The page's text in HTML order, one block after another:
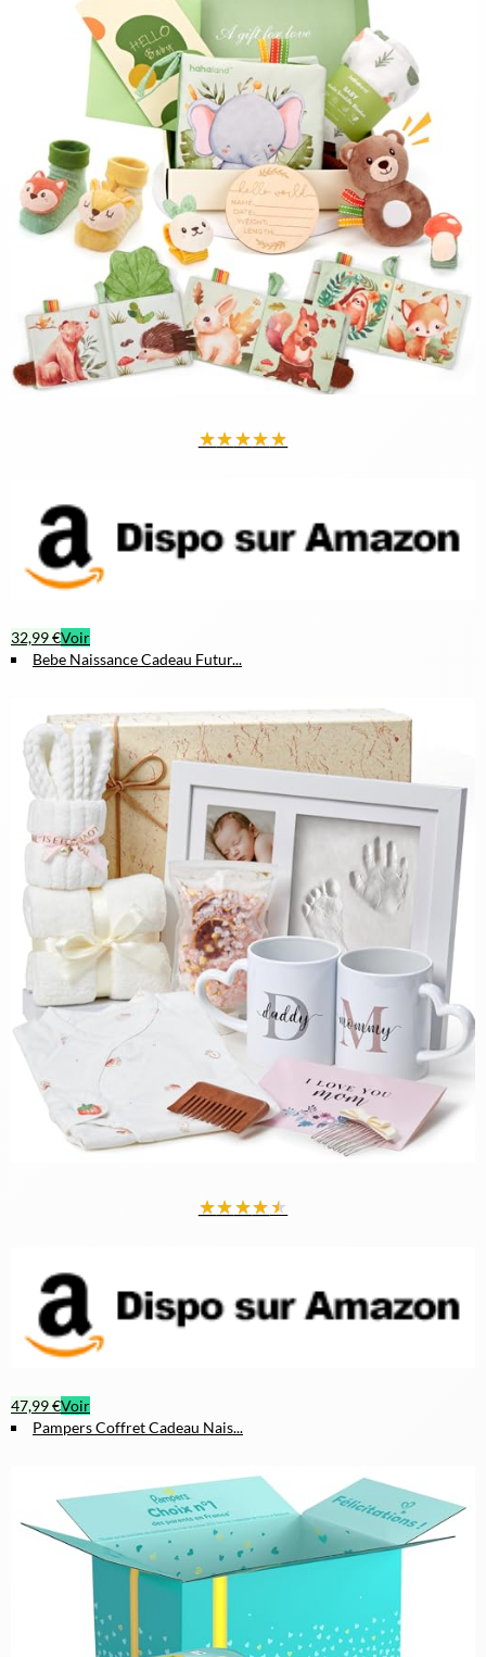
★★★★★
32,99 €Voir
Bebe Naissance Cadeau Futur...
★★★★★
47,99 €Voir
Pampers Coffret Cadeau Nais...